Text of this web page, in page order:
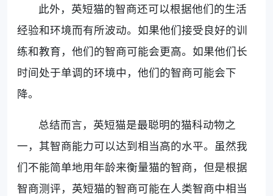
此外，英短猫的智商还可以根据他们的生活
经验和环境而有所波动。如果他们接受良好的训
练和教育，他们的智商可能会更高。如果他们长
时间处于单调的环境中，他们的智商可能会下
降。
总结而言，英短猫是最聪明的猫科动物之
一，其智商能力可以达到相当高的水平。虽然我
们不能简单地用年龄来衡量猫的智商，但是根据
智商测评，英短猫的智商可能在人类智商中相当